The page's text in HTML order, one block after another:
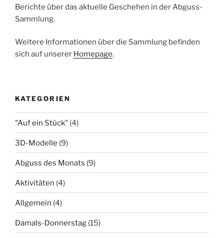
Berichte über das aktuelle Geschehen in der Abguss-
Sammlung.
Weitere Informationen über die Sammlung befinden
sich auf unserer Homepage.
KATEGORIEN
"Auf ein Stück" (4)
3D-Modelle (9)
Abguss des Monats (9)
Aktivitäten (4)
Allgemein (4)
Damals-Donnerstag (15)